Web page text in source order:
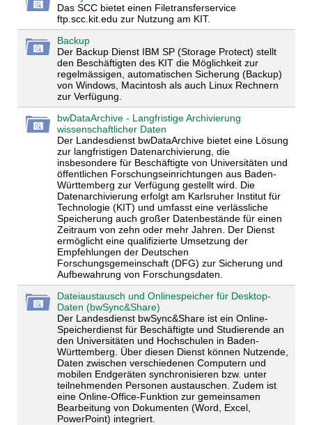
Das SCC bietet einen Filetransferservice
ftp.scc.kit.edu zur Nutzung am KIT.
Backup
Der Backup Dienst IBM SP (Storage Protect) stellt
den Beschäftigten des KIT die Möglichkeit zur
regelmässigen, automatischen Sicherung (Backup)
von Windows, Macintosh als auch Linux Rechnern
zur Verfügung.
bwDataArchive - Langfristige Archivierung
wissenschaftlicher Daten
Der Landesdienst bwDataArchive bietet eine Lösung
zur langfristigen Datenarchivierung, die
insbesondere für Beschäftigte von Universitäten und
öffentlichen Forschungseinrichtungen aus Baden-
Württemberg zur Verfügung gestellt wird. Die
Datenarchivierung erfolgt am Karlsruher Institut für
Technologie (KIT) und umfasst eine verlässliche
Speicherung auch großer Datenbestände für einen
Zeitraum von zehn oder mehr Jahren. Der Dienst
ermöglicht eine qualifizierte Umsetzung der
Empfehlungen der Deutschen
Forschungsgemeinschaft (DFG) zur Sicherung und
Aufbewahrung von Forschungsdaten.
Dateiaustausch und Onlinespeicher für Desktop-
Daten (bwSync&Share)
Der Landesdienst bwSync&Share ist ein Online-
Speicherdienst für Beschäftigte und Studierende an
den Universitäten und Hochschulen in Baden-
Württemberg. Über diesen Dienst können Nutzende,
Daten zwischen verschiedenen Computern und
mobilen Endgeräten synchronisieren bzw. unter
teilnehmenden Personen austauschen. Zudem ist
eine Online-Office-Funktion zur gemeinsamen
Bearbeitung von Dokumenten (Word, Excel,
PowerPoint) integriert.